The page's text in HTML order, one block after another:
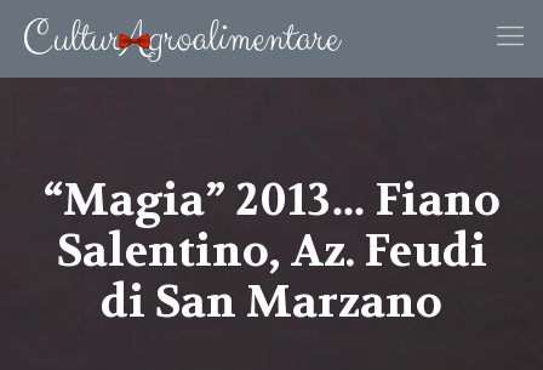
“Magia” 2013… Fiano
Salentino, Az. Feudi
di San Marzano